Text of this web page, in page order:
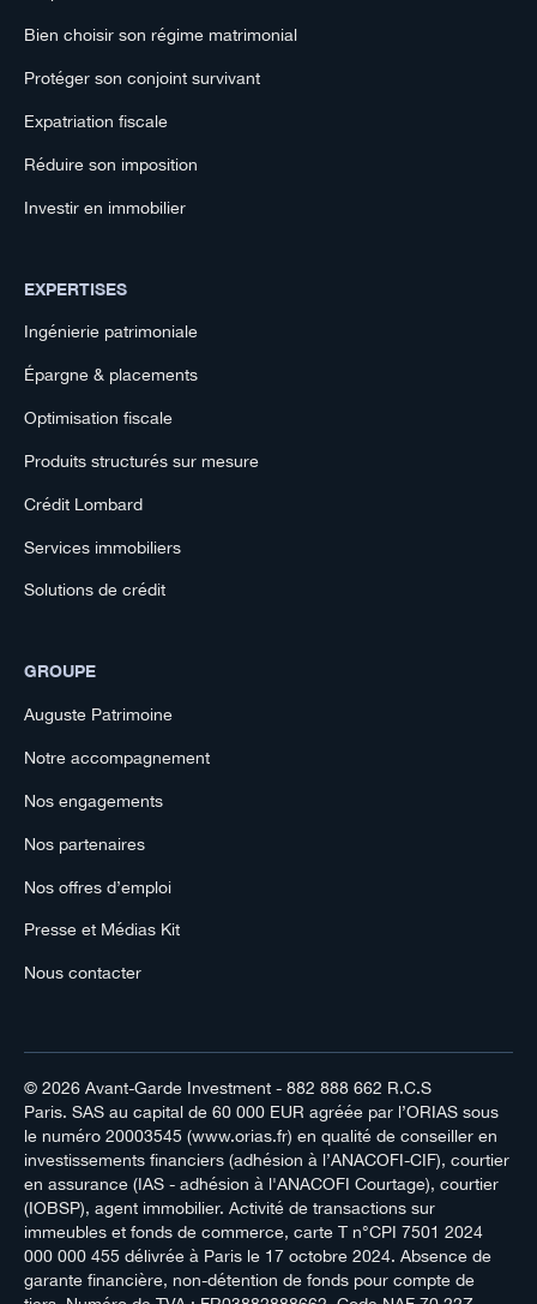
Bien choisir son régime matrimonial
Protéger son conjoint survivant
Expatriation fiscale
Réduire son imposition
Investir en immobilier
EXPERTISES
Ingénierie patrimoniale
Épargne & placements
Optimisation fiscale
Produits structurés sur mesure
Crédit Lombard
Services immobiliers
Solutions de crédit
GROUPE
Auguste Patrimoine
Notre accompagnement
Nos engagements
Nos partenaires
Nos offres d’emploi
Presse et Médias Kit
Nous contacter
© 2026 Avant-Garde Investment- 882 888 662 R.C.S
Paris. SAS au capital de 60 000 EUR agréée par l’ORIAS sous
le numéro 20003545 (www.orias.fr) en qualité de conseiller en
investissements financiers (adhésion à l’ANACOFI-CIF), courtier
en assurance (IAS - adhésion à l'ANACOFI Courtage), courtier
(IOBSP), agent immobilier. Activité de transactions sur
immeubles et fonds de commerce, carte T n°CPI 7501 2024
000 000 455 délivrée à Paris le 17 octobre 2024. Absence de
garante financière, non-détention de fonds pour compte de